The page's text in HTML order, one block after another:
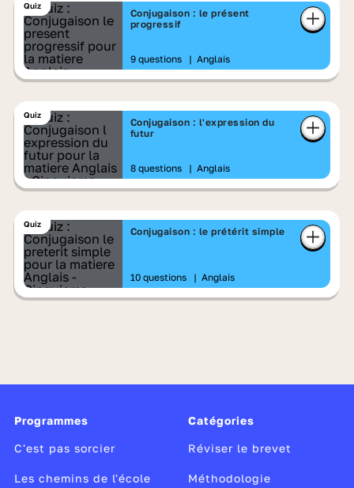
Quiz
Conjugaison : le présent
progressif
9 questions | Anglais
Quiz
Conjugaison : l'expression du
futur
8 questions | Anglais
Quiz
Conjugaison : le prétérit simple
10 questions | Anglais
Programmes
C'est pas sorcier
Les chemins de l'école
Catégories
Réviser le brevet
Méthodologie